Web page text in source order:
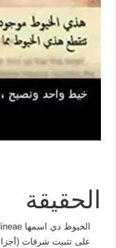
الحقيقة
على تثبيت شرفات